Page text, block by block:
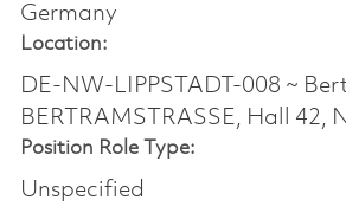
Germany
Location:
DE-NW-LIPPSTADT-008 ~
BERTRAMSTRASSE, Hall 42,
Position Role Type:
Unspecified